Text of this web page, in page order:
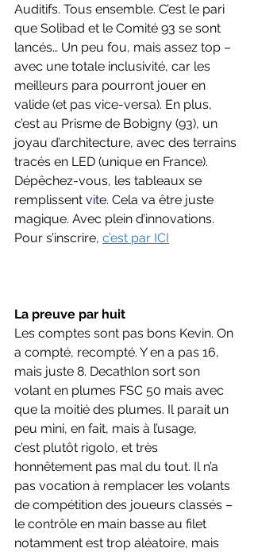
Auditifs. Tous ensemble. C’est le pari
que Solibad et le Comité 93 se sont
lancés… Un peu fou, mais assez top –
avec une totale inclusivité, car les
meilleurs para pourront jouer en
valide (et pas vice-versa). En plus,
c’est au Prisme de Bobigny (93), un
joyau d’architecture, avec des terrains
tracés en LED (unique en France).
Dépêchez-vous, les tableaux se
remplissent vite. Cela va être juste
magique. Avec plein d’innovations.
Pour s’inscrire, c’est par ICI
La preuve par huit
Les comptes sont pas bons Kevin. On
a compté, recompté. Y en a pas 16,
mais juste 8. Decathlon sort son
volant en plumes FSC 50 mais avec
que la moitié des plumes. Il parait un
peu mini, en fait, mais à l’usage,
c’est plutôt rigolo, et très
honnêtement pas mal du tout. Il n’a
pas vocation à remplacer les volants
de compétition des joueurs classés –
le contrôle en main basse au filet
notamment est trop aléatoire, mais